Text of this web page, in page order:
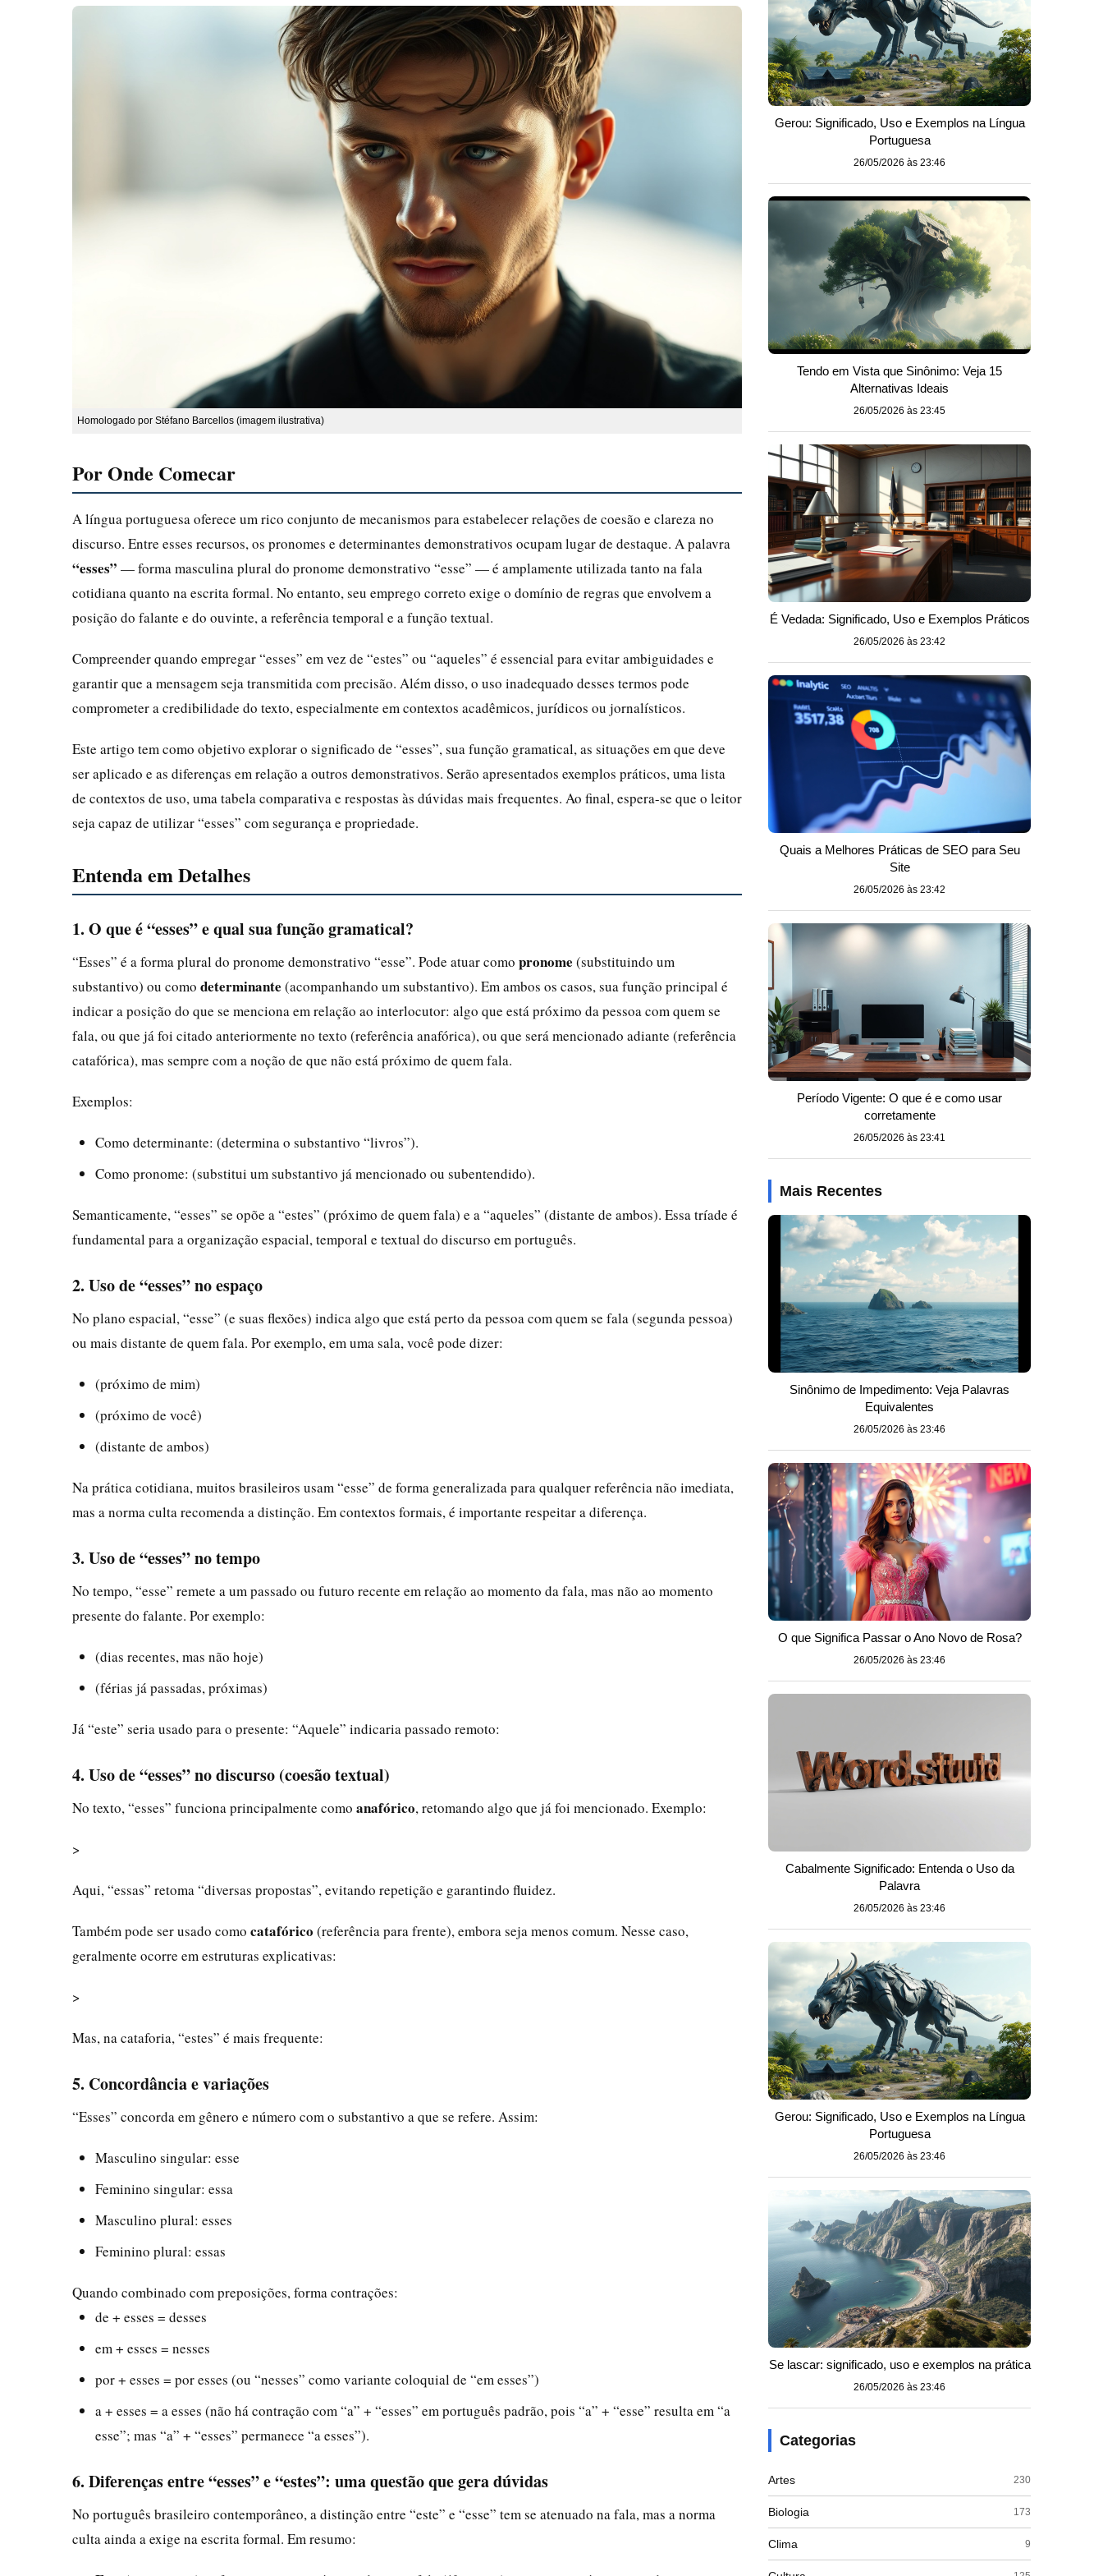
Homologado por Stéfano Barcellos (imagem ilustrativa)
Por Onde Comecar
A língua portuguesa oferece um rico conjunto de mecanismos para estabelecer relações de coesão e clareza no
discurso. Entre esses recursos, os pronomes e determinantes demonstrativos ocupam lugar de destaque. A palavra
“esses” — forma masculina plural do pronome demonstrativo “esse” — é amplamente utilizada tanto na fala
cotidiana quanto na escrita formal. No entanto, seu emprego correto exige o domínio de regras que envolvem a
posição do falante e do ouvinte, a referência temporal e a função textual.
Compreender quando empregar “esses” em vez de “estes” ou “aqueles” é essencial para evitar ambiguidades e
garantir que a mensagem seja transmitida com precisão. Além disso, o uso inadequado desses termos pode
comprometer a credibilidade do texto, especialmente em contextos acadêmicos, jurídicos ou jornalísticos.
Este artigo tem como objetivo explorar o significado de “esses”, sua função gramatical, as situações em que deve
ser aplicado e as diferenças em relação a outros demonstrativos. Serão apresentados exemplos práticos, uma lista
de contextos de uso, uma tabela comparativa e respostas às dúvidas mais frequentes. Ao final, espera-se que o leitor
seja capaz de utilizar “esses” com segurança e propriedade.
Entenda em Detalhes
1. O que é “esses” e qual sua função gramatical?
“Esses” é a forma plural do pronome demonstrativo “esse”. Pode atuar como pronome (substituindo um
substantivo) ou como determinante (acompanhando um substantivo). Em ambos os casos, sua função principal é
indicar a posição do que se menciona em relação ao interlocutor: algo que está próximo da pessoa com quem se
fala, ou que já foi citado anteriormente no texto (referência anafórica), ou que será mencionado adiante (referência
catafórica), mas sempre com a noção de que não está próximo de quem fala.
Exemplos:
Como determinante: (determina o substantivo “livros”).
Como pronome: (substitui um substantivo já mencionado ou subentendido).
Semanticamente, “esses” se opõe a “estes” (próximo de quem fala) e a “aqueles” (distante de ambos). Essa tríade é
fundamental para a organização espacial, temporal e textual do discurso em português.
2. Uso de “esses” no espaço
No plano espacial, “esse” (e suas flexões) indica algo que está perto da pessoa com quem se fala (segunda pessoa)
ou mais distante de quem fala. Por exemplo, em uma sala, você pode dizer:
(próximo de mim)
(próximo de você)
(distante de ambos)
Na prática cotidiana, muitos brasileiros usam “esse” de forma generalizada para qualquer referência não imediata,
mas a norma culta recomenda a distinção. Em contextos formais, é importante respeitar a diferença.
3. Uso de “esses” no tempo
No tempo, “esse” remete a um passado ou futuro recente em relação ao momento da fala, mas não ao momento
presente do falante. Por exemplo:
(dias recentes, mas não hoje)
(férias já passadas, próximas)
Já “este” seria usado para o presente: “Aquele” indicaria passado remoto:
4. Uso de “esses” no discurso (coesão textual)
No texto, “esses” funciona principalmente como anafórico, retomando algo que já foi mencionado. Exemplo:
>
Aqui, “essas” retoma “diversas propostas”, evitando repetição e garantindo fluidez.
Também pode ser usado como catafórico (referência para frente), embora seja menos comum. Nesse caso,
geralmente ocorre em estruturas explicativas:
>
Mas, na cataforia, “estes” é mais frequente:
5. Concordância e variações
“Esses” concorda em gênero e número com o substantivo a que se refere. Assim:
Masculino singular: esse
Feminino singular: essa
Masculino plural: esses
Feminino plural: essas
Quando combinado com preposições, forma contrações:
de + esses = desses
em + esses = nesses
por + esses = por esses (ou “nesses” como variante coloquial de “em esses”)
a + esses = a esses (não há contração com “a” + “esses” em português padrão, pois “a” + “esse” resulta em “a
esse”; mas “a” + “esses” permanece “a esses”).
6. Diferenças entre “esses” e “estes”: uma questão que gera dúvidas
No português brasileiro contemporâneo, a distinção entre “este” e “esse” tem se atenuado na fala, mas a norma
culta ainda a exige na escrita formal. Em resumo:
Gerou: Significado, Uso e Exemplos na Língua
Portuguesa
26/05/2026 às 23:46
Tendo em Vista que Sinônimo: Veja 15
Alternativas Ideais
26/05/2026 às 23:45
É Vedada: Significado, Uso e Exemplos Práticos
26/05/2026 às 23:42
Quais a Melhores Práticas de SEO para Seu
Site
26/05/2026 às 23:42
Período Vigente: O que é e como usar
corretamente
26/05/2026 às 23:41
Mais Recentes
Sinônimo de Impedimento: Veja Palavras
Equivalentes
26/05/2026 às 23:46
O que Significa Passar o Ano Novo de Rosa?
26/05/2026 às 23:46
Cabalmente Significado: Entenda o Uso da
Palavra
26/05/2026 às 23:46
Gerou: Significado, Uso e Exemplos na Língua
Portuguesa
26/05/2026 às 23:46
Se lascar: significado, uso e exemplos na prática
26/05/2026 às 23:46
Categorias
Artes 230
Biologia 173
Clima 9